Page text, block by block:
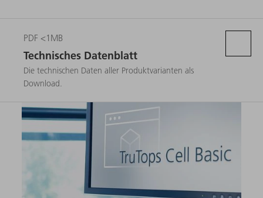
PDF <1MB
Technisches Datenblatt
Die technischen Daten aller Produktvarianten als
Download.